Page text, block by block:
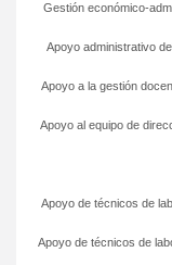
Apoyo de técnicos de
Apoyo de técnicos de
Apoyo al equipo de
Apoyo a la gestión
Apoyo administrativo
Gestión económico-